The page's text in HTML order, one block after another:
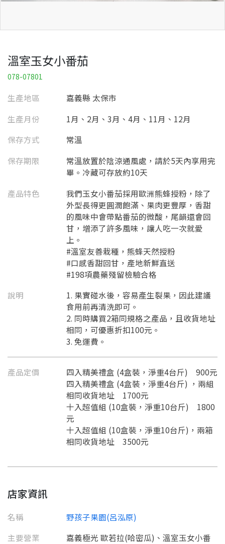
溫室玉女小番茄
078-07801
生產地區
嘉義縣 太保市
生產月份
1月、2月、3月、4月、11月、12月
保存方式
常溫
保存期限
常溫放置於陰涼通風處，請於5天內享用完
畢。冷藏可存放約10天
產品特色
我們玉女小番茄採用歐洲熊蜂授粉，除了
外型長得更圓潤飽滿、果肉更豐厚，香甜
的風味中會帶點番茄的微酸，尾韻還會回
甘，增添了許多風味，讓人吃一次就愛
上。
#溫室友善栽種，熊蜂天然授粉
#口感香甜回甘，產地新鮮直送
#198項農藥殘留檢驗合格
說明
1. 果實碰水後，容易產生裂果，因此建議
食用前再清洗即可。
2. 同時購買2箱同規格之產品，且收貨地址
相同，可優惠折扣100元。
3. 免運費。
產品定價
四入精美禮盒 (4盒裝，淨重4台斤) 900元
四入精美禮盒 (4盒裝，淨重4台斤) ，兩組
相同收貨地址 1700元
十入超值組 (10盒裝，淨重10台斤) 1800
元
十入超值組 (10盒裝，淨重10台斤)，兩箱
相同收貨地址 3500元
店家資訊
名稱
野孩子果園(呂泓原)
主要營業
嘉義極光 歐若拉(哈密瓜)、溫室玉女小番